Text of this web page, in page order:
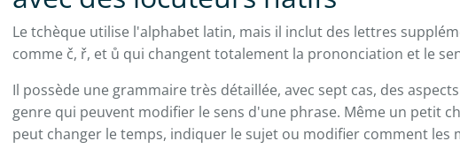
Le tchèque utilise l'alphabet latin, mais il inclut des lettres
comme č, ř, et ů qui changent totalement la prononciation et le
Il possède une grammaire très détaillée, avec sept cas, des
genre qui peuvent modifier le sens d'une phrase. Même un petit
peut changer le temps, indiquer le sujet ou modifier comment les